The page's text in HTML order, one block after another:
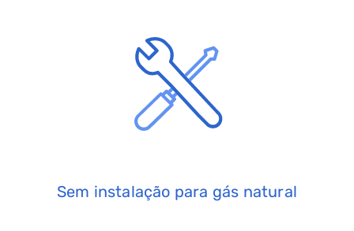
Sem instalação para gás natural